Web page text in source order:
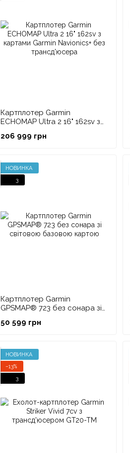
Картплотер Garmin
ECHOMAP Ultra 2 16" 162sv з
без трансд'юсера
206 999 грн
НОВИНКА
3
Картплотер Garmin
GPSMAP® 723 без сонара зі
50 599 грн
НОВИНКА
−13%
3